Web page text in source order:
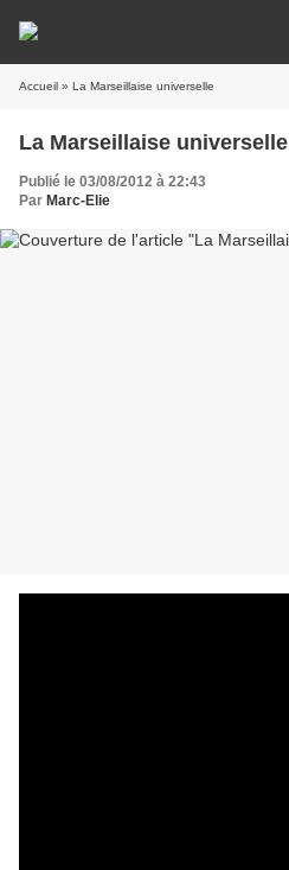
Accueil » La Marseillaise universelle
La Marseillaise universelle
Publié le 03/08/2012 à 22:43
Par Marc-Elie